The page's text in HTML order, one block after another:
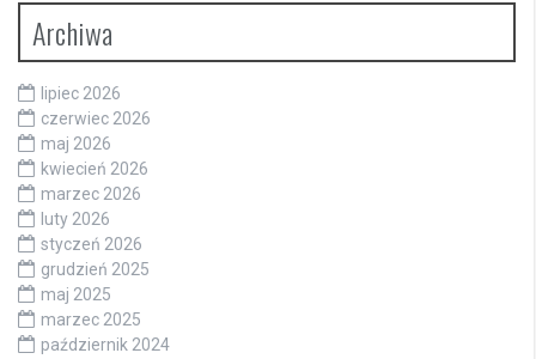
Archiwa
lipiec 2026
czerwiec 2026
maj 2026
kwiecień 2026
marzec 2026
luty 2026
styczeń 2026
grudzień 2025
maj 2025
marzec 2025
październik 2024